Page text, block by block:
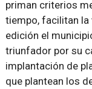
priman criterios
tiempo, facilitan la
edición el
triunfador por su
implantación de
que plantean los